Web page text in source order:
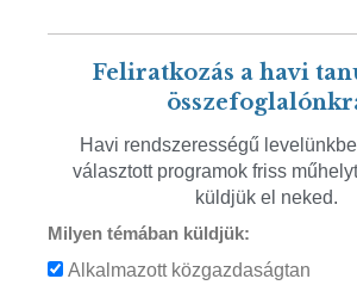
Feliratkozás a havi
Havi rendszerességű
választott programok friss
küldjük el neked.
Milyen témában küldjük:
Alkalmazott közgazdaságtan